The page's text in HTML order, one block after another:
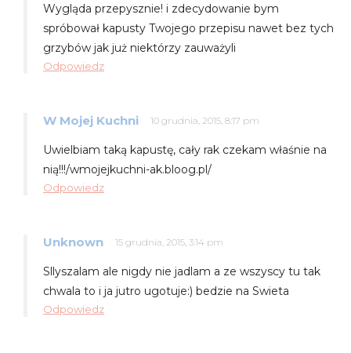
Wygląda przepysznie! i zdecydowanie bym
spróbował kapusty Twojego przepisu nawet bez tych
grzybów jak już niektórzy zauważyli
Odpowiedz
W Mojej Kuchni 10 grudnia, 2015, 8:17 pm
Uwielbiam taką kapustę, cały rak czekam właśnie na
nią!!!/wmojejkuchni-ak.bloog.pl/
Odpowiedz
Unknown 15 grudnia, 2015, 3:14 pm
Sllyszalam ale nigdy nie jadlam a ze wszyscy tu tak
chwala to i ja jutro ugotuje:) bedzie na Swieta
Odpowiedz